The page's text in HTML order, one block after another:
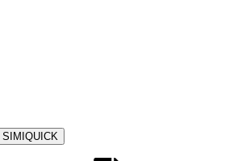
SIMIQUICK